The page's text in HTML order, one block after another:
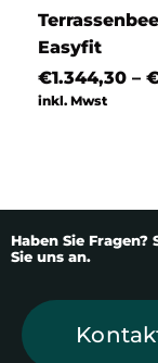
Easyfit
€1.344,30 –
inkl. Mwst
Haben Sie Fragen?
Sie uns an.